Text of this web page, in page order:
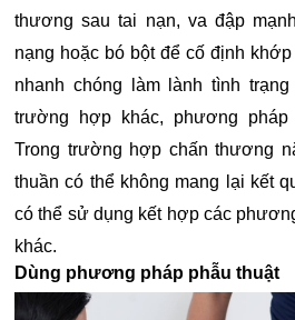
thương sau tai nạn, va đập
nạng hoặc bó bột để cố định
nhanh chóng làm lành tình
trường hợp khác, phương pháp
Trong trường hợp chấn thương
thuần có thể không mang lại kết
có thể sử dụng kết hợp các
khác.
Dùng phương pháp phẫu thuật